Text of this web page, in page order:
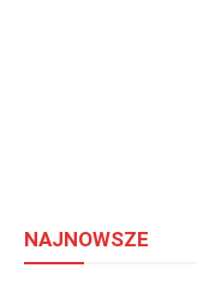
NAJNOWSZE